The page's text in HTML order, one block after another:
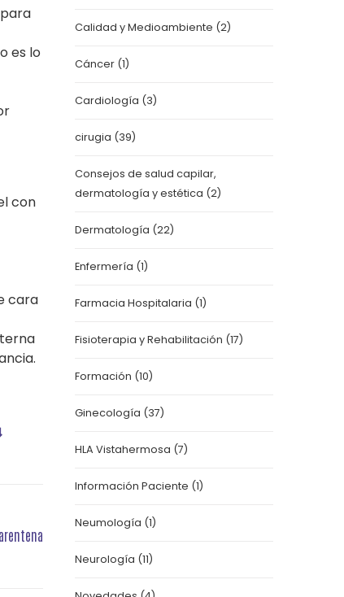
es lo
con
cara
Calidad y Medioambiente (2)
Cáncer(1)
Cardiología (3)
cirugia (39)
Consejos de salud capilar,
dermatología y estética (2)
Dermatología (22)
Enfermería (1)
Farmacia Hospitalaria (1)
Fisioterapia y Rehabilitación (17)
Formación (10)
Ginecología (37)
HLA Vistahermosa (7)
Información Paciente (1)
Neumología (1)
Neurología (11)